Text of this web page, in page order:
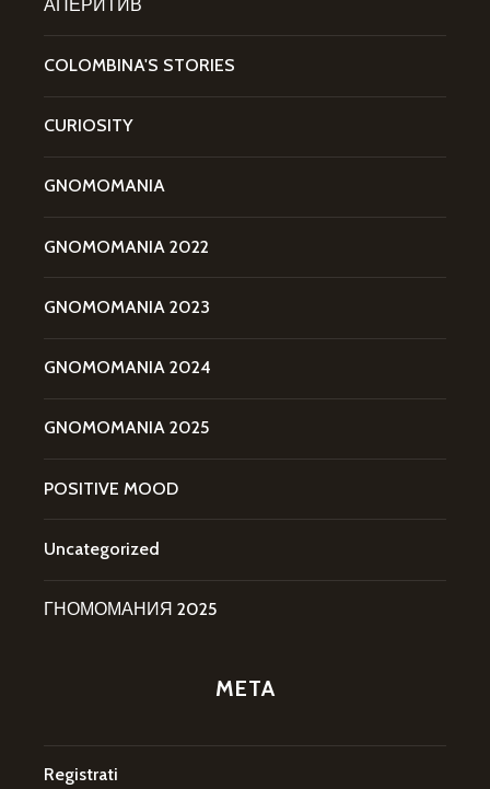
АПЕРИТИВ
COLOMBINA'S STORIES
CURIOSITY
GNOMOMANIA
GNOMOMANIA 2022
GNOMOMANIA 2023
GNOMOMANIA 2024
GNOMOMANIA 2025
POSITIVE MOOD
Uncategorized
ГНОМОМАНИЯ 2025
META
Registrati